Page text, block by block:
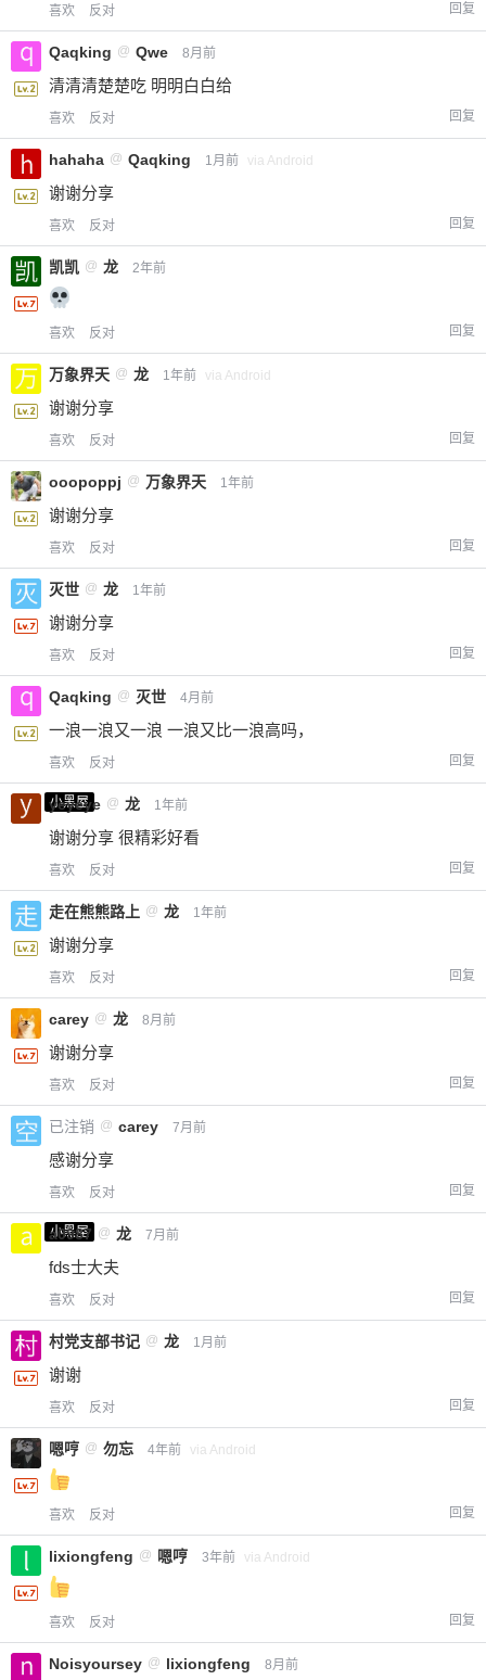
喜欢 反对 回复
Qaqking @ Qwe 8月前
清清清楚楚吃 明明白白给
喜欢 反对 回复
hahaha @ Qaqking 1月前 via Android
谢谢分享
喜欢 反对 回复
凯凯 @ 龙 2年前
喜欢 反对 回复
万象界天 @ 龙 1年前 via Android
谢谢分享
喜欢 反对 回复
ooopoppj @ 万象界天 1年前
谢谢分享
喜欢 反对 回复
灭世 @ 龙 1年前
谢谢分享
喜欢 反对 回复
Qaqking @ 灭世 4月前
一浪一浪又一浪 一浪又比一浪高吗，
喜欢 反对 回复
小黑屋
yeyeye @ 龙 1年前
谢谢分享 很精彩好看
喜欢 反对 回复
走在熊熊路上 @ 龙 1年前
谢谢分享
喜欢 反对 回复
carey @ 龙 8月前
谢谢分享
喜欢 反对 回复
已注销 @ carey 7月前
感谢分享
喜欢 反对 回复
小黑屋
a0987 @ 龙 7月前
fds士大夫
喜欢 反对 回复
村党支部书记 @ 龙 1月前
谢谢
喜欢 反对 回复
嗯哼 @ 勿忘 4年前 via Android
喜欢 反对 回复
lixiongfeng @ 嗯哼 3年前 via Android
喜欢 反对 回复
Noisyoursey @ lixiongfeng 8月前